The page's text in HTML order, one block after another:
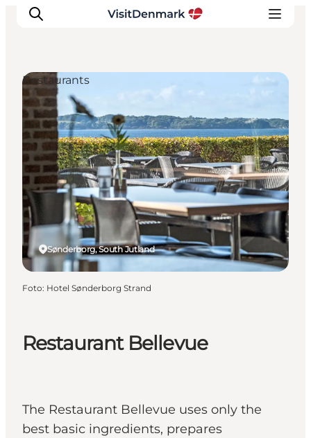
Ispirazioni
Dove andare
Cosa fare
Dove dormire
Pianifica il viaggio
Restaurant Bellevue
The Restaurant Bellevue uses only the
best basic ingredients, prepares
Sønderborg, South Jutland
Restaurants
Foto: Hotel Sønderborg Strand